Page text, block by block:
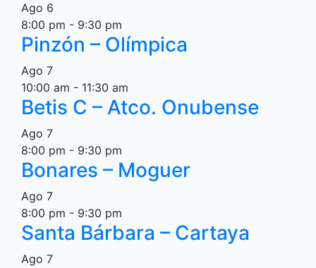
Ago 6
8:00 pm - 9:30 pm
Pinzón – Olímpica
Ago 7
10:00 am - 11:30 am
Betis C – Atco. Onubense
Ago 7
8:00 pm - 9:30 pm
Bonares – Moguer
Ago 7
8:00 pm - 9:30 pm
Santa Bárbara – Cartaya
Ago 7